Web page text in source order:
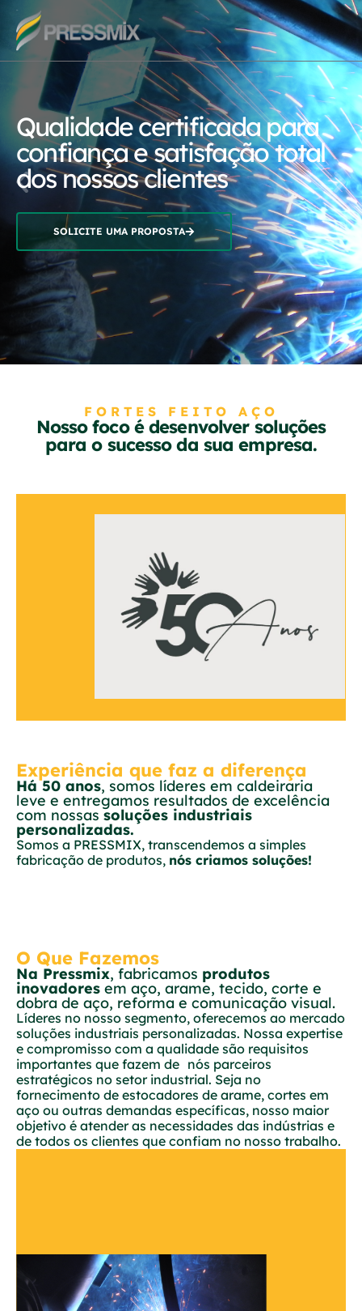
Qualidade certificada para
confiança e satisfação total
dos nossos clientes
SOLICITE UMA PROPOSTA
FORTES FEITO AÇO
Nosso foco é desenvolver soluções
para o sucesso da sua empresa.
Experiência que faz a diferença
Há 50 anos, somos líderes em caldeiraria
leve e entregamos resultados de excelência
com nossassoluções industriais
personalizadas.
Somos a PRESSMIX, transcendemos a simples
fabricação de produtos, nós criamos soluções!
O Que Fazemos
Na Pressmix, fabricamos produtos
inovadores em aço, arame, tecido, corte e
dobra de aço, reforma e comunicação visual.
Líderes no nosso segmento, oferecemos ao mercado
soluções industriais personalizadas. Nossa expertise
e compromisso com a qualidade são requisitos
importantes que fazem de nós parceiros
estratégicos no setor industrial. Seja no
fornecimento de estocadores de arame, cortes em
aço ou outras demandas específicas, nosso maior
objetivo é atender as necessidades das indústrias e
de todos os clientes que confiam no nosso trabalho.